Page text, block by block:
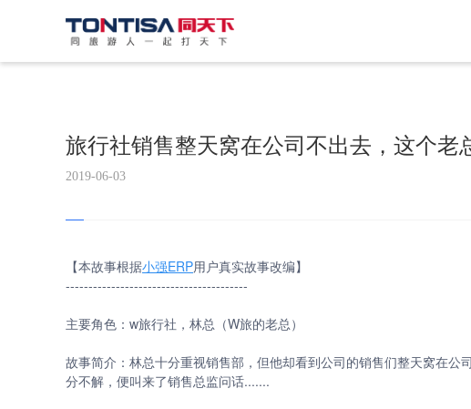
旅行社销售整天窝在公司不出去，这个老
2019-06-03
【本故事根据小强ERP用户真实故事改编】
----------------------------------------
主要角色：w旅行社，林总（W旅的老总）
故事简介：林总十分重视销售部，但他却看到公司的销售们整天窝在
分不解，便叫来了销售总监问话.......